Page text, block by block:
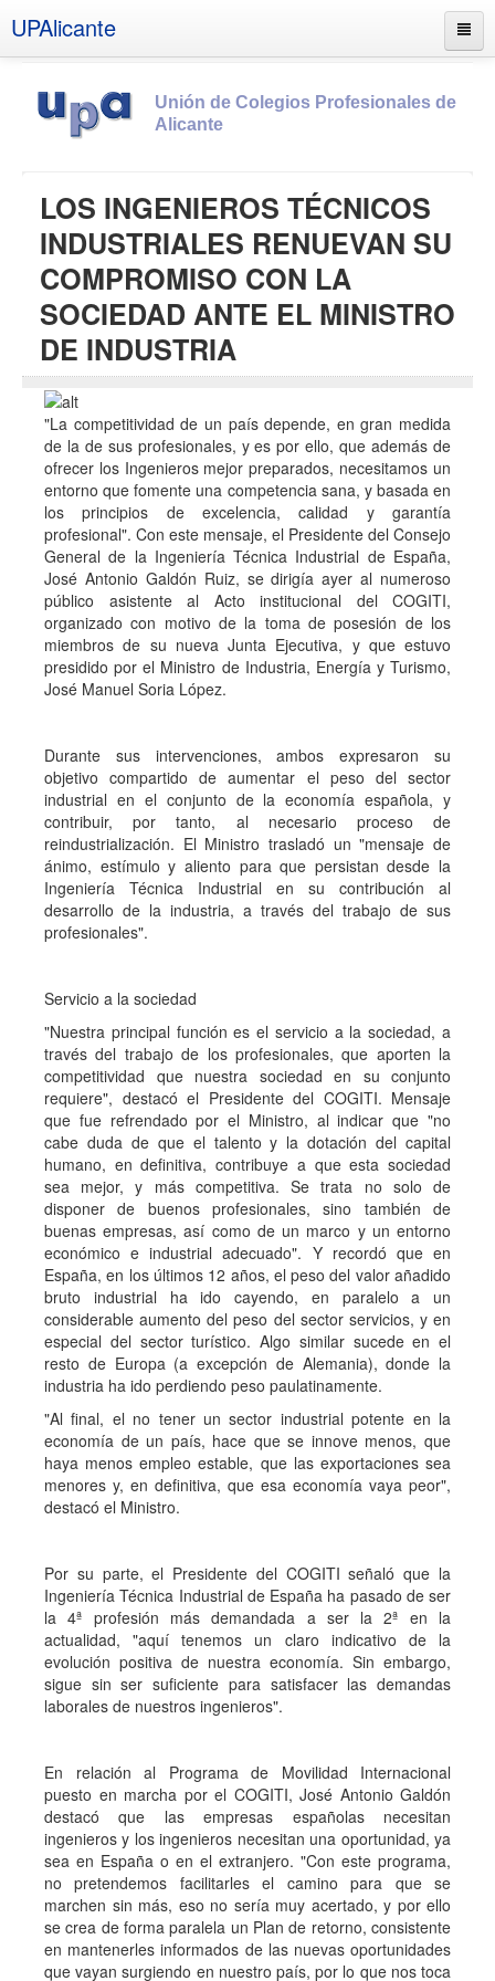
UPAlicante
Unión de Colegios Profesionales de
Alicante
Socios
Estatutos
Documentos
Boletines
UPSANA
PROA
Contacto
LOS INGENIEROS TÉCNICOS
INDUSTRIALES RENUEVAN SU
COMPROMISO CON LA
SOCIEDAD ANTE EL MINISTRO
DE INDUSTRIA
"La competitividad de un país depende, en gran medida
de la de sus profesionales, y es por ello, que además de
ofrecer los Ingenieros mejor preparados, necesitamos un
entorno que fomente una competencia sana, y basada en
los principios de excelencia, calidad y garantía
profesional". Con este mensaje, el Presidente del Consejo
General de la Ingeniería Técnica Industrial de España,
José Antonio Galdón Ruiz, se dirigía ayer al numeroso
público asistente al Acto institucional del COGITI,
organizado con motivo de la toma de posesión de los
miembros de su nueva Junta Ejecutiva, y que estuvo
presidido por el Ministro de Industria, Energía y Turismo,
José Manuel Soria López.
Durante sus intervenciones, ambos expresaron su
objetivo compartido de aumentar el peso del sector
industrial en el conjunto de la economía española, y
contribuir, por tanto, al necesario proceso de
reindustrialización. El Ministro trasladó un "mensaje de
ánimo, estímulo y aliento para que persistan desde la
Ingeniería Técnica Industrial en su contribución al
desarrollo de la industria, a través del trabajo de sus
profesionales".
Servicio a la sociedad
"Nuestra principal función es el servicio a la sociedad, a
través del trabajo de los profesionales, que aporten la
competitividad que nuestra sociedad en su conjunto
requiere", destacó el Presidente del COGITI. Mensaje
que fue refrendado por el Ministro, al indicar que "no
cabe duda de que el talento y la dotación del capital
humano, en definitiva, contribuye a que esta sociedad
sea mejor, y más competitiva. Se trata no solo de
disponer de buenos profesionales, sino también de
buenas empresas, así como de un marco y un entorno
económico e industrial adecuado". Y recordó que en
España, en los últimos 12 años, el peso del valor añadido
bruto industrial ha ido cayendo, en paralelo a un
considerable aumento del peso del sector servicios, y en
especial del sector turístico. Algo similar sucede en el
resto de Europa (a excepción de Alemania), donde la
industria ha ido perdiendo peso paulatinamente.
"Al final, el no tener un sector industrial potente en la
economía de un país, hace que se innove menos, que
haya menos empleo estable, que las exportaciones sea
menores y, en definitiva, que esa economía vaya peor",
destacó el Ministro.
Por su parte, el Presidente del COGITI señaló que la
Ingeniería Técnica Industrial de España ha pasado de ser
la 4ª profesión más demandada a ser la 2ª en la
actualidad, "aquí tenemos un claro indicativo de la
evolución positiva de nuestra economía. Sin embargo,
sigue sin ser suficiente para satisfacer las demandas
laborales de nuestros ingenieros".
En relación al Programa de Movilidad Internacional
puesto en marcha por el COGITI, José Antonio Galdón
destacó que las empresas españolas necesitan
ingenieros y los ingenieros necesitan una oportunidad, ya
sea en España o en el extranjero. "Con este programa,
no pretendemos facilitarles el camino para que se
marchen sin más, eso no sería muy acertado, y por ello
se crea de forma paralela un Plan de retorno, consistente
en mantenerles informados de las nuevas oportunidades
que vayan surgiendo en nuestro país, por lo que nos toca